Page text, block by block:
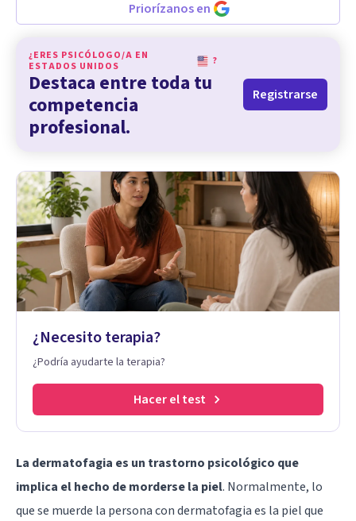
Priorízanos en
¿ERES PSICÓLOGO/A EN
ESTADOS UNIDOS
?
Destaca entre toda tu
competencia
profesional.
Registrarse
¿Necesito terapia?
¿Podría ayudarte la terapia?
Hacer el test
La dermatofagia es un trastorno psicológico que
implica el hecho de morderse la piel. Normalmente, lo
que se muerde la persona con dermatofagia es la piel que